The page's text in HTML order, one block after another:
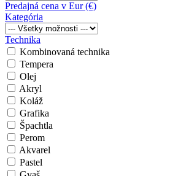
Predajná cena v Eur (€)
Kategória
Technika
Kombinovaná technika
Tempera
Olej
Akryl
Koláž
Grafika
Špachtla
Perom
Akvarel
Pastel